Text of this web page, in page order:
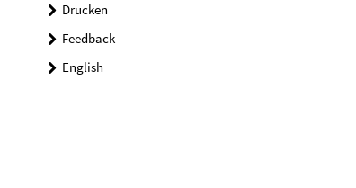
Drucken
Feedback
English